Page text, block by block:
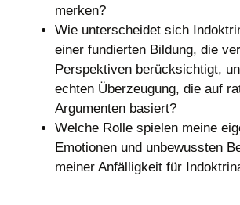
merken?
Wie unterscheidet sich
einer fundierten Bildung, die
Perspektiven berücksichtigt,
echten Überzeugung, die auf
Argumenten basiert?
Welche Rolle spielen meine
Emotionen und unbewussten
meiner Anfälligkeit für